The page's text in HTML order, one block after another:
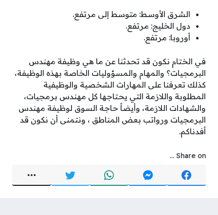
الشرق الأوسط: متوسط إلى مرتفع.
دول الخليج: مرتفع.
أوروبا: مرتفع.
في الختام نكون قد تحدثنا عن ما هي وظيفة مهندس
البرمجيات؟ والمهام والمسؤوليات الخاصة بهذه الوظيفة،
كذلك تعرفنا على المهارات الشخصية والوظيفية
المطلوبة واللازمة التي يحتاجها كل مهندس برمجيات،
والشهادات اللازمة، وأيضاً حاجة السوق لوظيفة مهندس
البرمجيات ورواتب بعض المناطق ، ونتمنى أن نكون قد
أفدناكم.
Share on ...